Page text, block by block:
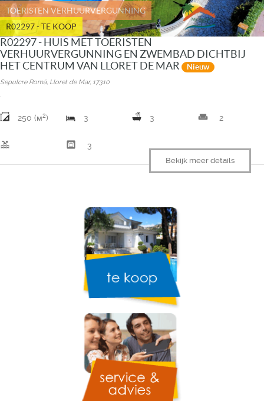
TOERISTEN VERHUURVERGUNNING
R02297 - TE KOOP
R02297 - HUIS MET TOERISTEN
VERHUURVERGUNNING EN ZWEMBAD DICHTBIJ
HET CENTRUM VAN LLORET DE MAR
Nieuw
Sepulcre Romá, Lloret de Mar, 17310
.
250 (м2) 3 3 weekend 2
pool garage 3
Bekijk meer details